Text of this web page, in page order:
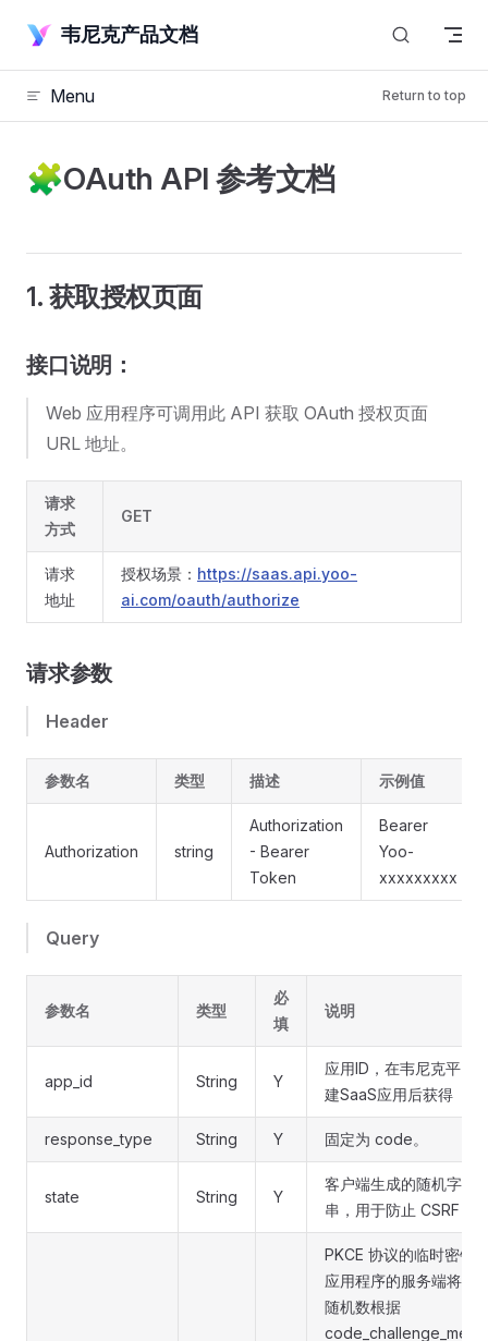
Skip to content
韦尼克产品文档
Menu Return to top
🧩OAuth API 参考文档
1. 获取授权页面
接口说明：
Web 应用程序可调用此 API 获取 OAuth 授权页面
URL 地址。
请求
方式
GET
请求
地址
授权场景： https://saas.api.yoo-
ai.com/oauth/authorize
请求参数
Header
参数名 类型 描述 示例值
Authorization string
Authorization
- Bearer
Token
Bearer
Yoo-
xxxxxxxxx
Query
参数名 类型
必
填
说明
app_id String Y
应用ID，在韦尼克平台
建SaaS应用后获得
response_type String Y 固定为 code。
state String Y
客户端生成的随机字符
串，用于防止 CSRF
PKCE 协议的临时密钥
应用程序的服务端将一
随机数根据